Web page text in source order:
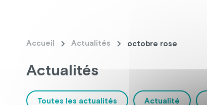
Accueil Actualités octobre rose
Actualités
Toutes les actualités Actualité